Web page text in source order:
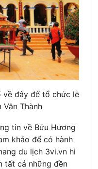
về đây để tổ chức lễ
Thành
tin về Bửu Hương
khảo để có hành
du lịch 3vi.vn hi
tất cả những đền